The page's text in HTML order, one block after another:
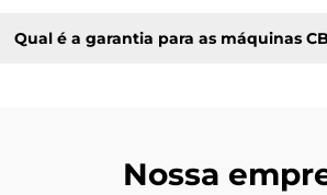
Qual é a garantia para as máquinas
Nossa